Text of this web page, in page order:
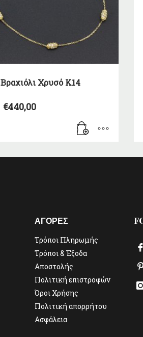
Βραχιόλι Χρυσό Κ14
€440,00
ΑΓΟΡΕΣ
Τρόποι Πληρωμής
Τρόποι & Έξοδα
Αποστολής
Πολιτική επιστροφών
Όροι Χρήσης
Πολιτική απορρήτου
Ασφάλεια